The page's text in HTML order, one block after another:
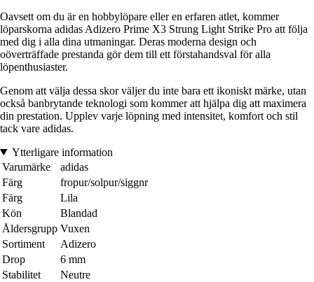
Oavsett om du är en hobbylöpare eller en erfaren atlet, kommer
löparskorna adidas Adizero Prime X3 Strung Light Strike Pro att följa
med dig i alla dina utmaningar. Deras moderna design och
oöverträffade prestanda gör dem till ett förstahandsval för alla
löpenthusiaster.
Genom att välja dessa skor väljer du inte bara ett ikoniskt märke, utan
också banbrytande teknologi som kommer att hjälpa dig att maximera
din prestation. Upplev varje löpning med intensitet, komfort och stil
tack vare adidas.
Ytterligare information
Varumärke
adidas
Färg
fropur/solpur/siggnr
Färg
Lila
Kön
Blandad
Åldersgrupp Vuxen
Sortiment
Adizero
Drop
6 mm
Stabilitet
Neutre